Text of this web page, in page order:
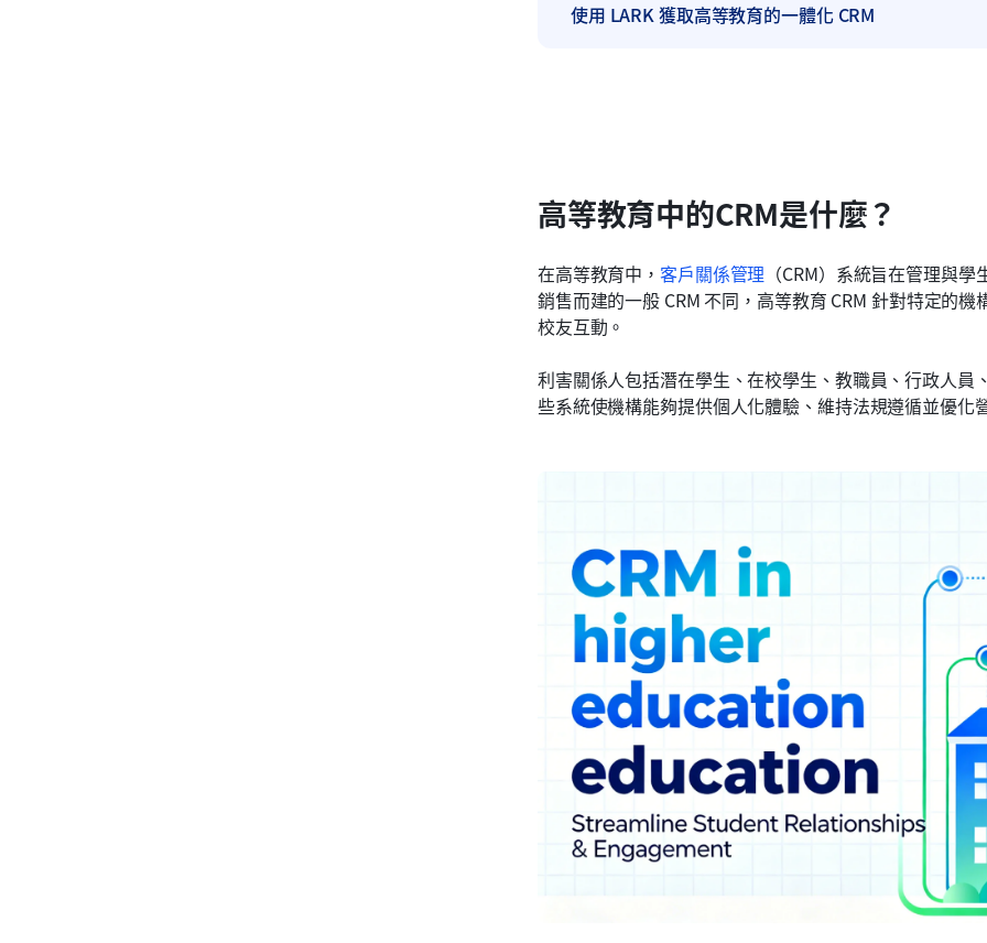
使用 LARK 獲取高等教育的一體化 CRM
高等教育中的CRM是什麼？
在高等教育中，客戶關係管理 （CRM）系統旨在管理與
銷售而建的一般 CRM 不同，高等教育 CRM 針對特定的
校友互動。
利害關係人包括潛在學生、在校學生、教職員、行政人
些系統使機構能夠提供個人化體驗、維持法規遵循並優化